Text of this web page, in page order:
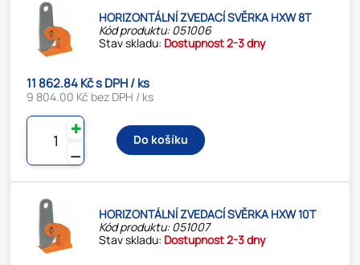
HORIZONTÁLNÍ ZVEDACÍ SVĚRKA HXW 8T
Kód produktu: 051006
Stav skladu: Dostupnost 2-3 dny
11 862.84 Kč s DPH / ks
9 804.00 Kč bez DPH / ks
⚊
✚
Do košíku
HORIZONTÁLNÍ ZVEDACÍ SVĚRKA HXW 10T
Kód produktu: 051007
Stav skladu: Dostupnost 2-3 dny